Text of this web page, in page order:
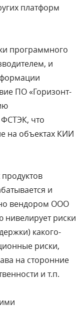
платформ
программного
и
ПО «Горизонт-
что
на объектах КИИ
и
вендором ООО
нивелирует риски
какого-
риски,
на сторонние
и т.п.